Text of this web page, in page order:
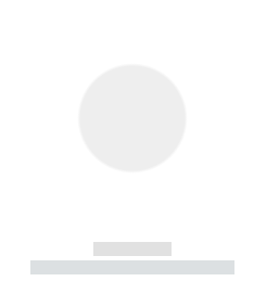
------------
----------- ----------- --------